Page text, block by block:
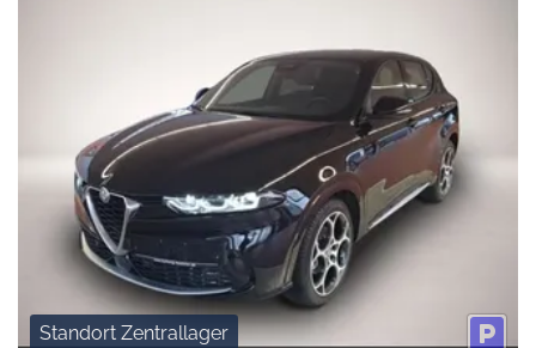
Standort Zentrallager